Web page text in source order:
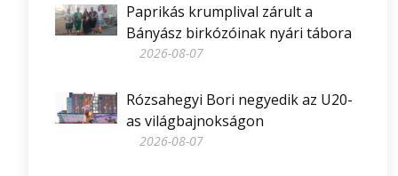
Paprikás krumplival zárult a
Bányász birkózóinak nyári tábora
2026-08-07
Rózsahegyi Bori negyedik az U20-
as világbajnokságon
2026-08-07